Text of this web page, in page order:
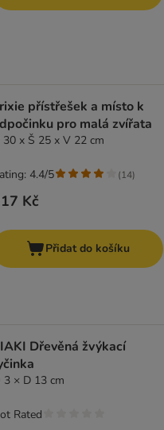
přístřešek a místo k
pro malá zvířata
30 x Š 25 x V 22 cm
Kč
4.4/5 (14)
Přidat do košíku
Dřevěná žvýkací
× D 13 cm
Rated